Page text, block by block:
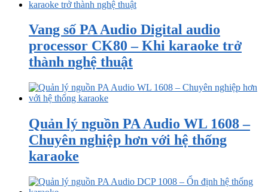
Vang số PA Audio Digital audio
processor CK80 – Khi karaoke trở
thành nghệ thuật
Quản lý nguồn PA Audio WL 1608 –
Chuyên nghiệp hơn với hệ thống
karaoke